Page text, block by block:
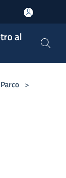
al
Parco >